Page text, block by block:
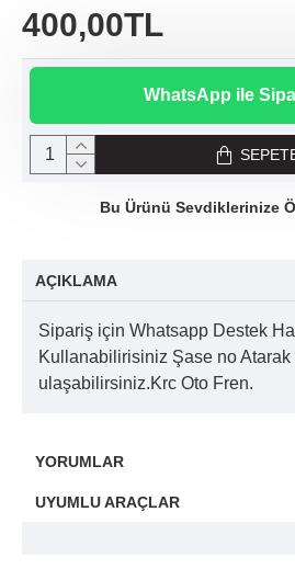
400,00TL
WhatsApp ile
Bu Ürünü Sevdiklerinize
AÇIKLAMA
Sipariş için Whatsapp Destek
Kullanabilirisiniz Şase no Atarak
ulaşabilirsiniz.Krc Oto Fren.
YORUMLAR
UYUMLU ARAÇLAR